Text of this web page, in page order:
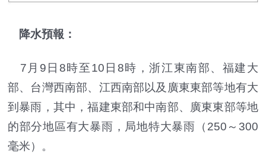
降水預報：
7月9日8時至10日8時，浙江東南部、福建大
部、台灣西南部、江西南部以及廣東東部等地有大
到暴雨，其中，福建東部和中南部、廣東東部等地
的部分地區有大暴雨，局地特大暴雨（250～300
毫米）。